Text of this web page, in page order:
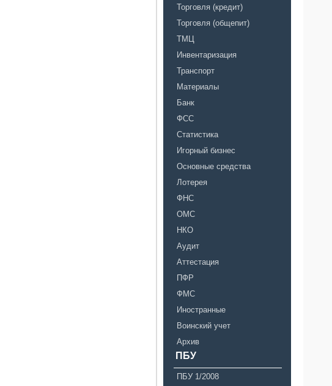
Торговля (кредит)
Торговля (общепит)
ТМЦ
Инвентаризация
Транспорт
Материалы
Банк
ФСС
Статистика
Игорный бизнес
Основные средства
Лотерея
ФНС
ОМС
НКО
Аудит
Аттестация
ПФР
ФМС
Иностранные
Воинский учет
Архив
ПБУ
ПБУ 1/2008